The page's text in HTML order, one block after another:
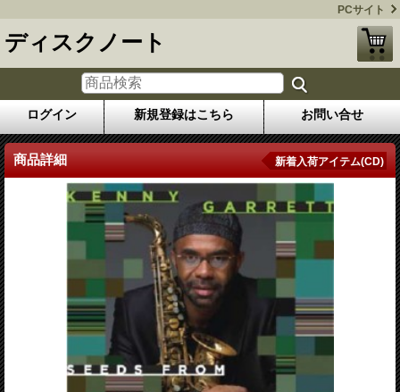
PCサイト
ディスクノート
ログイン 新規登録はこちら お問い合せ
商品詳細 新着入荷アイテム(CD)